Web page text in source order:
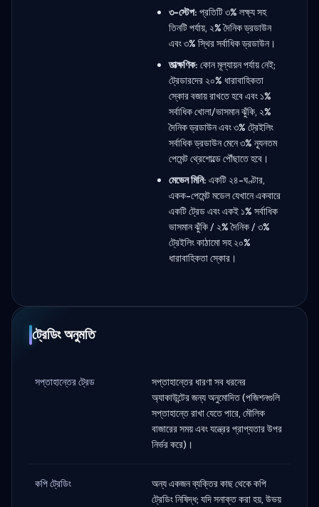
৩-স্টেপ: প্রতিটি ৩% লক্ষ্য সহ
তিনটি পর্যায়, ২% দৈনিক ড্রডাউন
এবং ৩% স্থির সর্বাধিক ড্রডাউন।
তাত্ক্ষণিক: কোন মূল্যায়ন পর্যায় নেই;
ট্রেডারদের ২০% ধারাবাহিকতা
স্কোর বজায় রাখতে হবে এবং ১%
সর্বাধিক খোলা/ভাসমান ঝুঁকি, ২%
দৈনিক ড্রডাউন এবং ৩% ট্রেইলিং
সর্বাধিক ড্রডাউন মেনে ৩% ন্যূনতম
পেমেন্ট থ্রেশোল্ডে পৌঁছাতে হবে।
মেভেন মিনি: একটি ২৪-ঘণ্টার,
একক-পেমেন্ট মডেল যেখানে একবারে
একটি ট্রেড এবং একই ১% সর্বাধিক
ভাসমান ঝুঁকি / ২% দৈনিক / ৩%
ট্রেইলিং কাঠামো সহ ২০%
ধারাবাহিকতা স্কোর।
ট্রেডিং অনুমতি
সপ্তাহান্তের ট্রেড
সপ্তাহান্তের ধারণা সব ধরনের
অ্যাকাউন্টের জন্য অনুমোদিত (পজিশনগুলি
সপ্তাহান্তে রাখা যেতে পারে, মৌলিক
বাজারের সময় এবং যন্ত্রের প্রাপ্যতার উপর
নির্ভর করে)।
কপি ট্রেডিং
অন্য একজন ব্যক্তির কাছ থেকে কপি
ট্রেডিং নিষিদ্ধ; যদি সনাক্ত করা হয়, উভয়